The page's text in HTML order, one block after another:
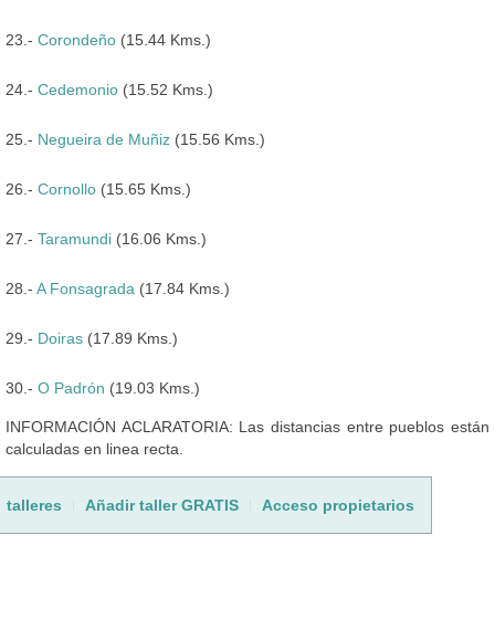
23.- Corondeño (15.44 Kms.)
24.- Cedemonio (15.52 Kms.)
25.- Negueira de Muñiz (15.56 Kms.)
26.- Cornollo (15.65 Kms.)
27.- Taramundi (16.06 Kms.)
28.- A Fonsagrada (17.84 Kms.)
29.- Doiras (17.89 Kms.)
30.- O Padrón (19.03 Kms.)
INFORMACIÓN ACLARATORIA: Las distancias entre pueblos están
calculadas en linea recta.
talleres Añadir taller GRATIS Acceso propietarios